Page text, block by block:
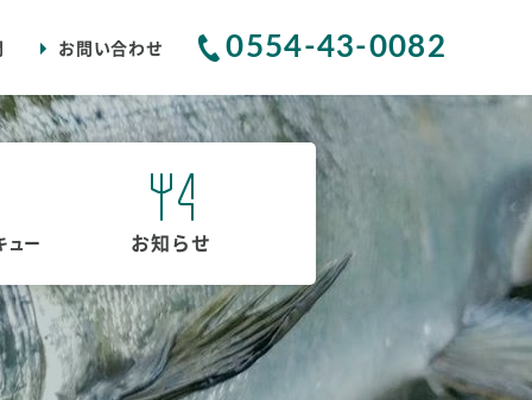
お問い合わせ 0554-43-0082
ュー お知らせ